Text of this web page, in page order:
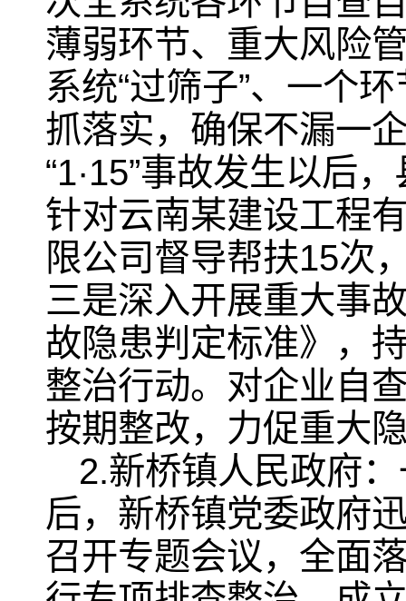
薄弱环节、重大风险
系统“过筛子”、一个
抓落实，确保不漏一
“1·15”事故发生以后
针对云南某建设工程
限公司督导帮扶15次
三是深入开展重大事
故隐患判定标准》，
整治行动。对企业自
按期整改，力促重大
2.新桥镇人民政府
后，新桥镇党委政府
召开专题会议，全面